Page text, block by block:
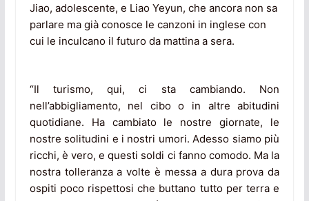
Jiao, adolescente, e Liao Yeyun, che ancora non sa
parlare ma già conosce le canzoni in inglese con
cui le inculcano il futuro da mattina a sera.
“Il turismo, qui, ci sta cambiando. Non
nell’abbigliamento, nel cibo o in altre abitudini
quotidiane. Ha cambiato le nostre giornate, le
nostre solitudini e i nostri umori. Adesso siamo più
ricchi, è vero, e questi soldi ci fanno comodo. Ma la
nostra tolleranza a volte è messa a dura prova da
ospiti poco rispettosi che buttano tutto per terra e